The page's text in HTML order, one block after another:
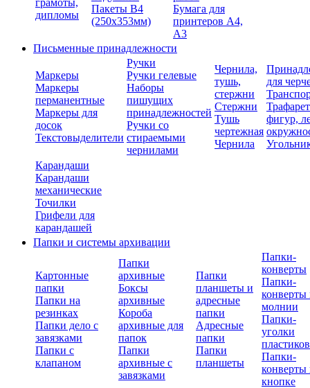
грамоты,
дипломы
Пакеты В4
(250х353мм)
Бумага для
принтеров А4,
А3
Письменные принадлежности
Маркеры
Маркеры
перманентные
Маркеры для
досок
Текстовыделители
Ручки
Ручки гелевые
Наборы
пишущих
принадлежностей
Ручки со
стираемыми
чернилами
Чернила,
тушь,
стержни
Стержни
Тушь
чертежная
Чернила
для
фигур,
Карандаши
Карандаши
механические
Точилки
Грифели для
карандашей
Папки и системы архивации
Картонные
папки
Папки на
резинках
Папки дело с
завязками
Папки с
клапаном
Папки
архивные
Боксы
архивные
Короба
архивные для
папок
Папки
архивные с
завязками
Папки
планшеты и
адресные
папки
Адресные
папки
Папки
планшеты
Папки-
конверты
Папки-
конверты
молнии
Папки-
уголки
Папки-
конверты
кнопке